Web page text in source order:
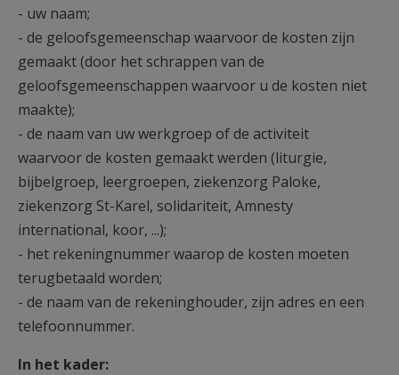
- uw naam;
- de geloofsgemeenschap waarvoor de kosten zijn
gemaakt (door het schrappen van de
geloofsgemeenschappen waarvoor u de kosten niet
maakte);
- de naam van uw werkgroep of de activiteit
waarvoor de kosten gemaakt werden (liturgie,
bijbelgroep, leergroepen, ziekenzorg Paloke,
ziekenzorg St-Karel, solidariteit, Amnesty
international, koor, ...);
- het rekeningnummer waarop de kosten moeten
terugbetaald worden;
- de naam van de rekeninghouder, zijn adres en een
telefoonnummer.
In het kader: